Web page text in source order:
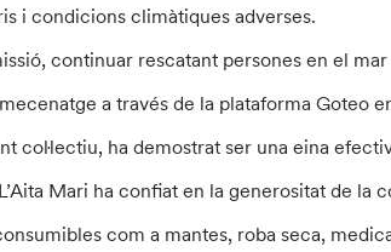
i condicions climàtiques adverses.
continuar rescatant persones en el
a través de la plataforma Goteo
col·lectiu, ha demostrat ser una eina
Mari ha confiat en la generositat de la
com a mantes, roba seca,